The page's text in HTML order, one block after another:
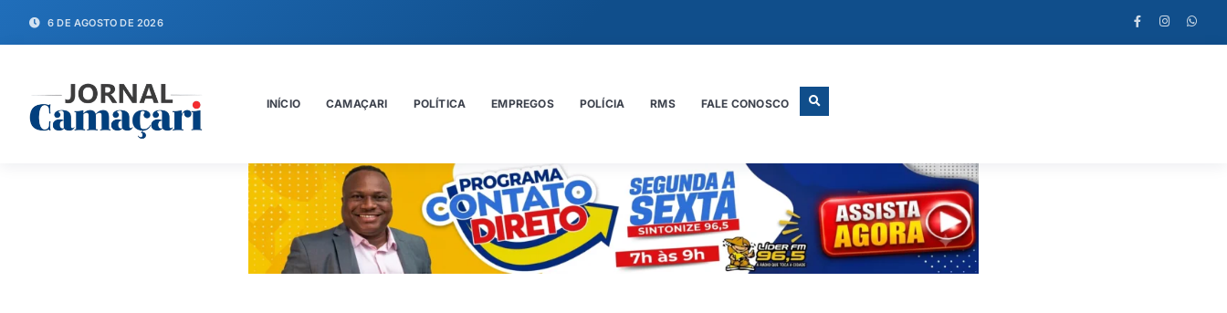
6 DE AGOSTO DE 2026
INÍCIO CAMAÇARI POLÍTICA EMPREGOS POLÍCIA RMS FALE CONOSCO